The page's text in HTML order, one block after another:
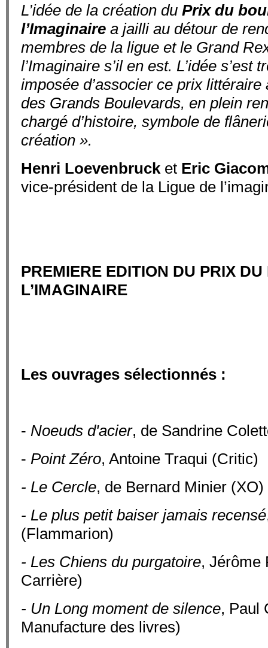
L’idée de la création du Prix du
l’Imaginaire a jailli au détour de
membres de la ligue et le Grand
l’Imaginaire s’il en est. L’idée s’est
imposée d’associer ce prix
des Grands Boulevards, en plein
chargé d’histoire, symbole de
création ».
Henri Loevenbruck et Eric
vice-président de la Ligue de
PREMIERE EDITION DU PRIX
L’IMAGINAIRE
Les ouvrages sélectionnés :
- Noeuds d'acier, de Sandrine
- Point Zéro, Antoine Traqui (Critic)
- Le Cercle, de Bernard Minier (XO)
- Le plus petit baiser jamais recensé
(Flammarion)
- Les Chiens du purgatoire, Jérôme
Carrière)
- Un Long moment de silence, Paul
Manufacture des livres)